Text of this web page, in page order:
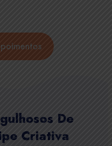
De
Criativa